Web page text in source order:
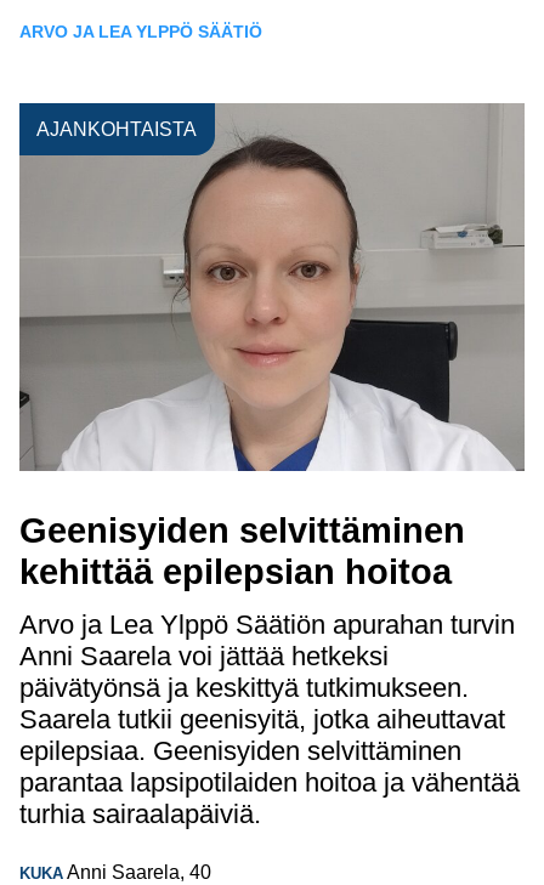
sisältöön
ARVO JA LEA YLPPÖ SÄÄTIÖ
AJANKOHTAISTA
Geenisyiden selvittäminen
kehittää epilepsian hoitoa
Arvo ja Lea Ylppö Säätiön apurahan turvin
Anni Saarela voi jättää hetkeksi
päivätyönsä ja keskittyä tutkimukseen.
Saarela tutkii geenisyitä, jotka aiheuttavat
epilepsiaa. Geenisyiden selvittäminen
parantaa lapsipotilaiden hoitoa ja vähentää
turhia sairaalapäiviä.
kukaAnni Saarela, 40